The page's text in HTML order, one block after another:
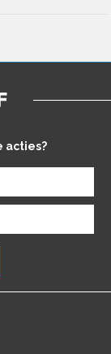
acties?